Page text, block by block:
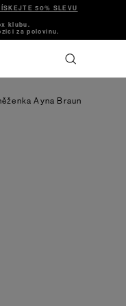
50% SLEVU
klubu.
za polovinu.
Ayna Braun